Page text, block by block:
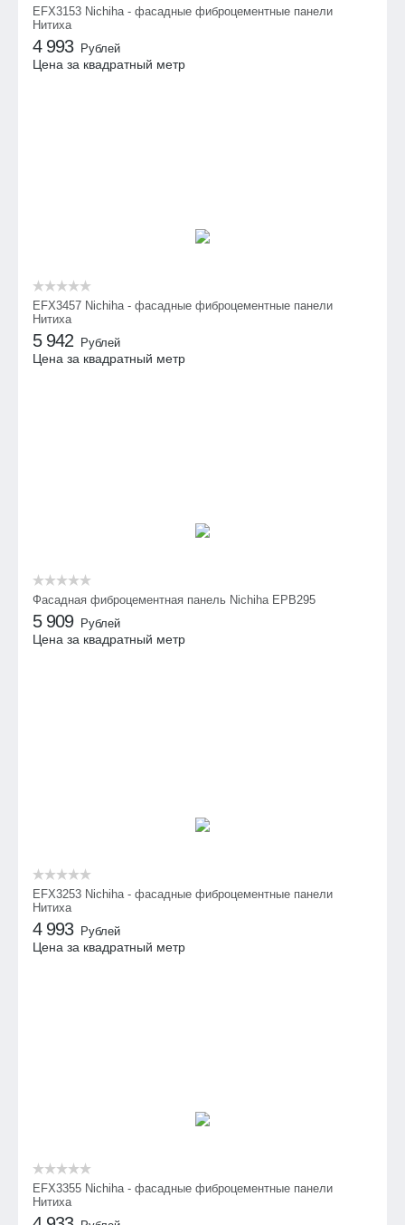
EFX3153 Nichiha - фасадные фиброцементные панели
Нитиха
4 993 Рублей
Цена за квадратный метр
EFX3457 Nichiha - фасадные фиброцементные панели
Нитиха
5 942 Рублей
Цена за квадратный метр
Фасадная фиброцементная панель Nichiha EPB295
5 909 Рублей
Цена за квадратный метр
EFX3253 Nichiha - фасадные фиброцементные панели
Нитиха
4 993 Рублей
Цена за квадратный метр
EFX3355 Nichiha - фасадные фиброцементные панели
Нитиха